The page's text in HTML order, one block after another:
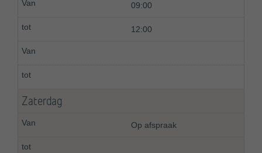
09:00
12:00
Zaterdag
Op afspraak